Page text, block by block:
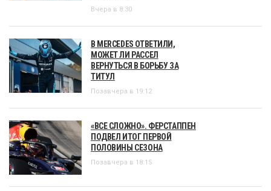
Вчера в 8:30
В MERCEDES ОТВЕТИЛИ,
МОЖЕТ ЛИ РАССЕЛ
ВЕРНУТЬСЯ В БОРЬБУ ЗА
ТИТУЛ
Позавчера в 19:12
«ВСЕ СЛОЖНО». ФЕРСТАППЕН
ПОДВЕЛ ИТОГ ПЕРВОЙ
ПОЛОВИНЫ СЕЗОНА
Позавчера в 18:15